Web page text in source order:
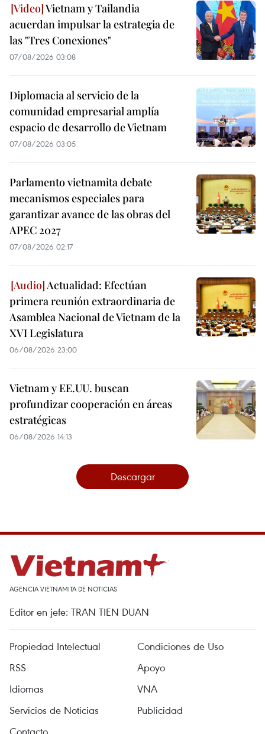
Vietnam y Tailandia
acuerdan impulsar la estrategia de
las "Tres Conexiones"
07/08/2026 03:08
Diplomacia al servicio de la
comunidad empresarial amplía
espacio de desarrollo de Vietnam
07/08/2026 03:05
Parlamento vietnamita debate
mecanismos especiales para
garantizar avance de las obras del
APEC 2027
07/08/2026 02:17
Actualidad: Efectúan
primera reunión extraordinaria de
Asamblea Nacional de Vietnam de la
XVI Legislatura
06/08/2026 23:00
Vietnam y EE.UU. buscan
profundizar cooperación en áreas
estratégicas
06/08/2026 14:13
Descargar
AGENCIA VIETNAMITA DE NOTICIAS
Editor en jefe: TRAN TIEN DUAN
Propiedad Intelectual
Condiciones de Uso
RSS
Apoyo
Idiomas
VNA
Servicios de Noticias
Publicidad
Contacto